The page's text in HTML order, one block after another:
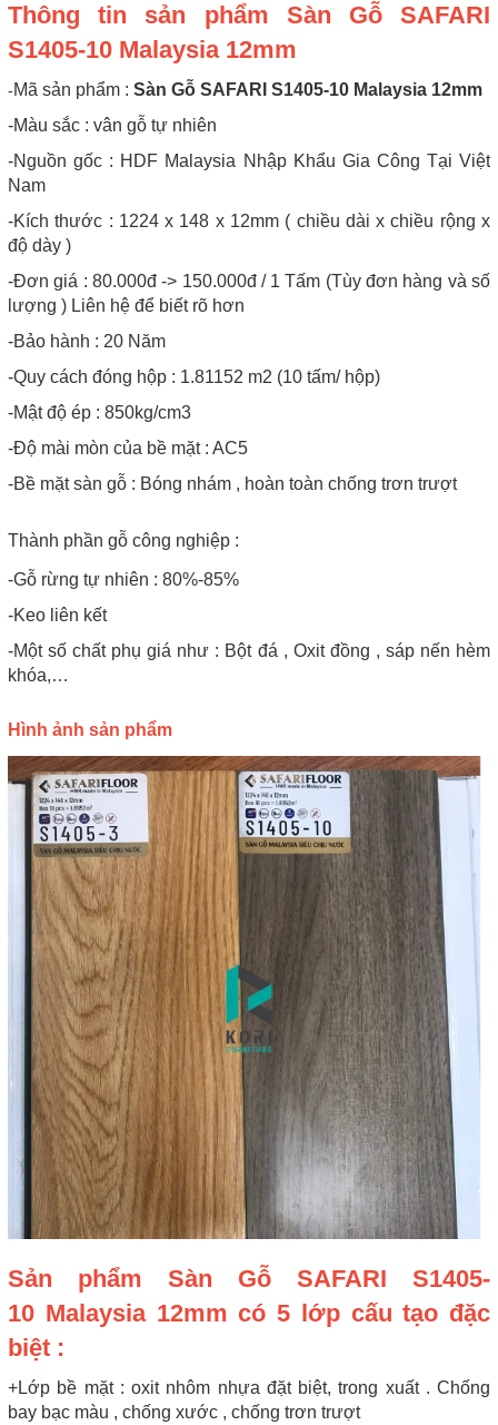
Thông tin sản phẩm Sàn Gỗ SAFARI
S1405-10 Malaysia 12mm
-Mã sản phẩm : Sàn Gỗ SAFARI S1405-10 Malaysia 12mm
-Màu sắc : vân gỗ tự nhiên
-Nguồn gốc : HDF Malaysia Nhập Khẩu Gia Công Tại Việt
Nam
-Kích thước : 1224 x 148 x 12mm ( chiều dài x chiều rộng x
độ dày )
-Đơn giá : 80.000đ -> 150.000đ / 1 Tấm (Tùy đơn hàng và số
lượng ) Liên hệ để biết rõ hơn
-Bảo hành : 20 Năm
-Quy cách đóng hộp : 1.81152 m2 (10 tấm/ hộp)
-Mật độ ép : 850kg/cm3
-Độ mài mòn của bề mặt : AC5
-Bề mặt sàn gỗ : Bóng nhám , hoàn toàn chống trơn trượt
Thành phần gỗ công nghiệp :
-Gỗ rừng tự nhiên : 80%-85%
-Keo liên kết
-Một số chất phụ giá như : Bột đá , Oxit đồng , sáp nến hèm
khóa,…
Hình ảnh sản phẩm
Sản phẩm Sàn Gỗ SAFARI S1405-
10 Malaysia 12mm có 5 lớp cấu tạo đặc
biệt :
+Lớp bề mặt : oxit nhôm nhựa đặt biệt, trong xuất . Chống
bay bạc màu , chống xước , chống trơn trượt